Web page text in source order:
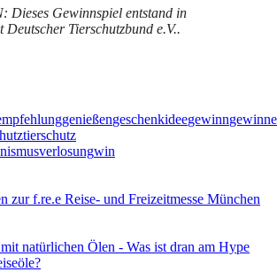
Dieses Gewinnspiel entstand in
Tierschutzbund e.V..
genießengeschenkideegewinn
tierschutz
verlosungwin
zur f.re.e Reise- und Freizeitmesse München
natürlichen Ölen - Was ist dran am Hype